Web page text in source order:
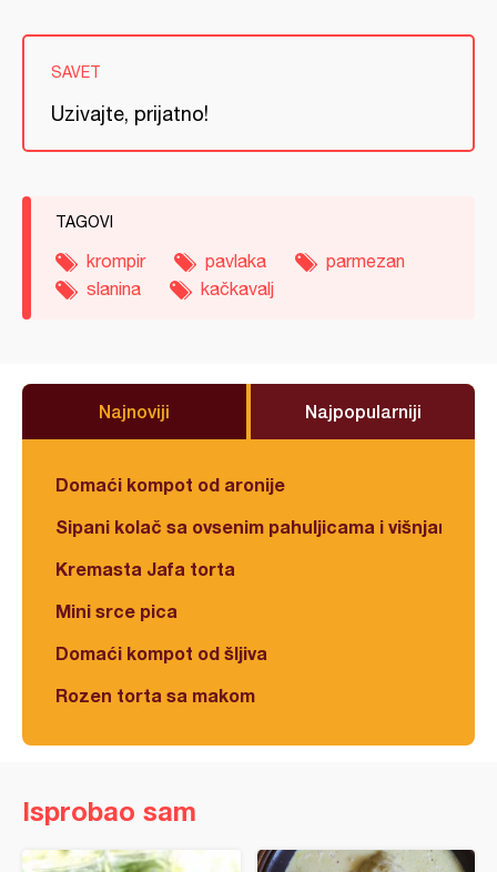
SAVET
Uzivajte, prijatno!
TAGOVI
krompir pavlaka
parmezan
slanina
kačkavalj
Najnoviji Najpopularniji
Domaći kompot od aronije
Sipani kolač sa ovsenim pahuljicama i višnjama
Kremasta Jafa torta
Mini srce pica
Domaći kompot od šljiva
Rozen torta sa makom
Isprobao sam